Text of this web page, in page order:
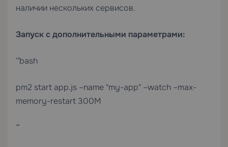
наличии нескольких сервисов.
Запуск с дополнительными параметрами:
“`bash
pm2 start app.js –name "my-app" –watch –max-
memory-restart 300M
“`